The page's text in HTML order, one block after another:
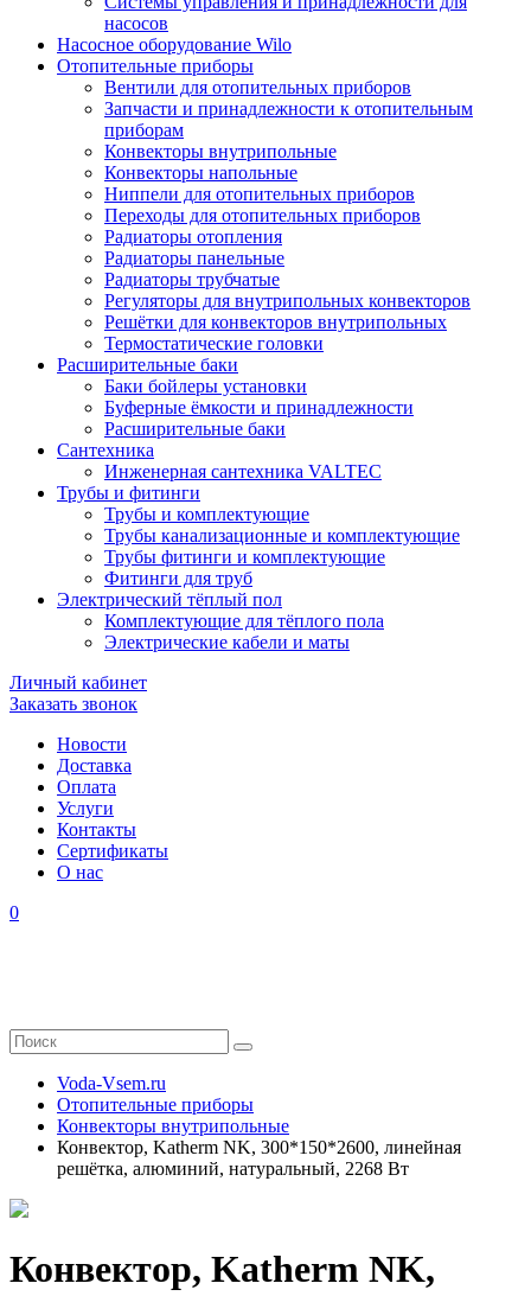
насосов
Насосное оборудование Wilo
Отопительные приборы
Вентили для отопительных приборов
Запчасти и принадлежности к отопительным
приборам
Конвекторы внутрипольные
Конвекторы напольные
Ниппели для отопительных приборов
Переходы для отопительных приборов
Радиаторы отопления
Радиаторы панельные
Радиаторы трубчатые
Регуляторы для внутрипольных конвекторов
Решётки для конвекторов внутрипольных
Термостатические головки
Расширительные баки
Баки бойлеры установки
Буферные ёмкости и принадлежности
Расширительные баки
Сантехника
Инженерная сантехника VALTEC
Трубы и фитинги
Трубы и комплектующие
Трубы канализационные и комплектующие
Трубы фитинги и комплектующие
Фитинги для труб
Электрический тёплый пол
Комплектующие для тёплого пола
Электрические кабели и маты
Личный кабинет
Заказать звонок
Новости
Доставка
Оплата
Услуги
Контакты
Cертификаты
О нас
0
Voda-Vsem.ru
Отопительные приборы
Конвекторы внутрипольные
Конвектор, Katherm NK, 300*150*2600, линейная
решётка, алюминий, натуральный, 2268 Вт
Конвектор, Katherm NK,